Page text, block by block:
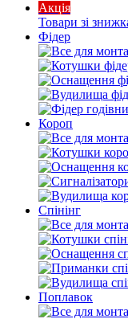
Акція
Товари зі
Фідер
Короп
Спінінг
Поплавок